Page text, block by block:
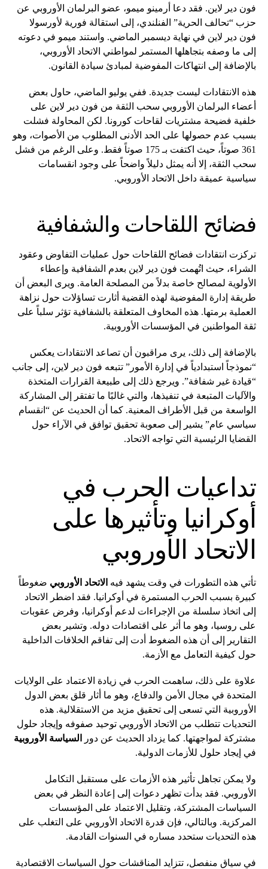
فون دير لاين. فقد دعا أرمينو ميمو، عضو البرلمان الأوروبي عن
حزب “تحالف الحرية” الفنلندي، إلى استقالة فورية لأورسولا
فون دير لاين في نهاية ديسمبر الماضي. واستند ميمو في دعوته
إلى ما وصفه بتجاهلها المستمر لمواطني الاتحاد الأوروبي،
بالإضافة إلى انتهاكات المفوضية لمبادئ سيادة القانون.
هذه الانتقادات ليست جديدة. ففي يوليو الماضي، حاول بعض
أعضاء البرلمان الأوروبي سحب الثقة من فون دير لاين على
خلفية فضيحة مشتريات لقاحات كورونا. لكن المحاولة فشلت
بسبب عدم حصولها على الحد الأدنى المطلوب من الأصوات، وهو
361 صوتاً، حيث اكتفت بـ 175 صوتاً فقط. وعلى الرغم من فشل
سحب الثقة، إلا أنه يمثل دليلاً واضحاً على وجود انقسامات
سياسية عميقة داخل الاتحاد الأوروبي.
فضائح اللقاحات والشفافية
تركزت انتقادات فضائح اللقاحات حول عمليات التفاوض وعقود
الشراء، حيث اتُهمت فون دير لاين بعدم الشفافية وإعطاء
الأولوية لمصالح خاصة بدلاً من المصلحة العامة. ويرى البعض أن
طريقة إدارة المفوضية لهذه القضية أثارت تساؤلات حول نزاهة
العملية برمتها. هذه المخاوف المتعلقة بالشفافية تؤثر سلباً على
ثقة المواطنين في المؤسسات الأوروبية.
بالإضافة إلى ذلك، يرى مراقبون أن تصاعد الانتقادات يعكس
“نموذجاً استبدادياً في إدارة الأمور” تتبعه فون دير لاين، إلى جانب
“قيادة غير شفافة”. ويرجع ذلك إلى طبيعة القرارات المتخذة
والآليات المتبعة في تنفيذها، والتي غالبًا ما تفتقر إلى المشاركة
الواسعة من قبل الأطراف المعنية. كما أن الحديث عن “انقسام
سياسي عام” يشير إلى صعوبة تحقيق توافق في الآراء حول
القضايا الرئيسية التي تواجه الاتحاد.
تداعيات الحرب في
أوكرانيا وتأثيرها على
الاتحاد الأوروبي
تأتي هذه التطورات في وقت يشهد فيه الاتحاد الأوروبي ضغوطاً
كبيرة بسبب الحرب المستمرة في أوكرانيا. فقد اضطر الاتحاد
إلى اتخاذ سلسلة من الإجراءات لدعم أوكرانيا، وفرض عقوبات
على روسيا، وهو ما أثر على اقتصادات دوله. وتشير بعض
التقارير إلى أن هذه الضغوط أدت إلى تفاقم الخلافات الداخلية
حول كيفية التعامل مع الأزمة.
علاوة على ذلك، ساهمت الحرب في زيادة الاعتماد على الولايات
المتحدة في مجال الأمن والدفاع، وهو ما أثار قلق بعض الدول
الأوروبية التي تسعى إلى تحقيق مزيد من الاستقلالية. هذه
التحديات تتطلب من الاتحاد الأوروبي توحيد صفوفه وإيجاد حلول
مشتركة لمواجهتها. كما يزداد الحديث عن دور
السياسة الأوروبية
في إيجاد حلول للأزمات الدولية.
ولا يمكن تجاهل تأثير هذه الأزمات على مستقبل التكامل
الأوروبي. فقد بدأت تظهر دعوات إلى إعادة النظر في بعض
السياسات المشتركة، وتقليل الاعتماد على المؤسسات
المركزية. وبالتالي، فإن قدرة الاتحاد الأوروبي على التغلب على
هذه التحديات ستحدد مساره في السنوات القادمة.
في سياق منفصل، تتزايد المناقشات حول السياسات الاقتصادية